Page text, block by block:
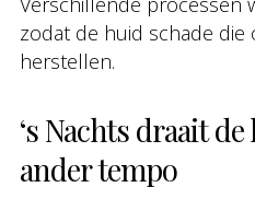
zodat de huid schade die
herstellen.
‘s Nachts draait
ander tempo